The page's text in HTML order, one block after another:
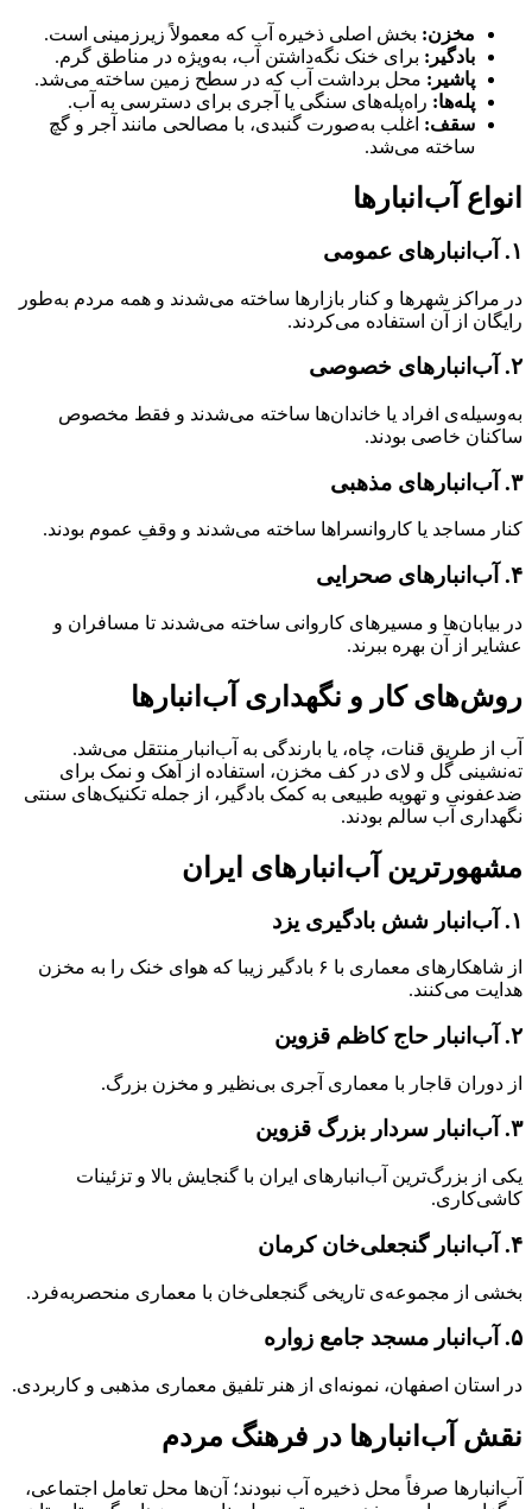
مخزن: بخش اصلی ذخیره آب که معمولاً زیرزمینی است.
بادگیر: برای خنک نگه‌داشتن آب، به‌ویژه در مناطق گرم.
پاشیر: محل برداشت آب که در سطح زمین ساخته می‌شد.
پله‌ها: راه‌پله‌های سنگی یا آجری برای دسترسی به آب.
سقف: اغلب به‌صورت گنبدی، با مصالحی مانند آجر و گچ
ساخته می‌شد.
انواع آب‌انبارها
۱. آب‌انبارهای عمومی
در مراکز شهرها و کنار بازارها ساخته می‌شدند و همه مردم به‌طور
رایگان از آن استفاده می‌کردند.
۲. آب‌انبارهای خصوصی
به‌وسیله‌ی افراد یا خاندان‌ها ساخته می‌شدند و فقط مخصوص
ساکنان خاصی بودند.
۳. آب‌انبارهای مذهبی
کنار مساجد یا کاروانسراها ساخته می‌شدند و وقفِ عموم بودند.
۴. آب‌انبارهای صحرایی
در بیابان‌ها و مسیرهای کاروانی ساخته می‌شدند تا مسافران و
عشایر از آن بهره ببرند.
روش‌های کار و نگهداری آب‌انبارها
آب از طریق قنات، چاه، یا بارندگی به آب‌انبار منتقل می‌شد.
ته‌نشینی گل و لای در کف مخزن، استفاده از آهک و نمک برای
ضدعفونی و تهویه طبیعی به کمک بادگیر، از جمله تکنیک‌های سنتی
نگهداری آب سالم بودند.
مشهورترین آب‌انبارهای ایران
۱. آب‌انبار شش بادگیری یزد
از شاهکارهای معماری با ۶ بادگیر زیبا که هوای خنک را به مخزن
هدایت می‌کنند.
۲. آب‌انبار حاج کاظم قزوین
از دوران قاجار با معماری آجری بی‌نظیر و مخزن بزرگ.
۳. آب‌انبار سردار بزرگ قزوین
یکی از بزرگ‌ترین آب‌انبارهای ایران با گنجایش بالا و تزئینات
کاشی‌کاری.
۴. آب‌انبار گنجعلی‌خان کرمان
بخشی از مجموعه‌ی تاریخی گنجعلی‌خان با معماری منحصر‌به‌فرد.
۵. آب‌انبار مسجد جامع زواره
در استان اصفهان، نمونه‌ای از هنر تلفیق معماری مذهبی و کاربردی.
نقش آب‌انبارها در فرهنگ مردم
آب‌انبارها صرفاً محل ذخیره آب نبودند؛ آن‌ها محل تعامل اجتماعی،